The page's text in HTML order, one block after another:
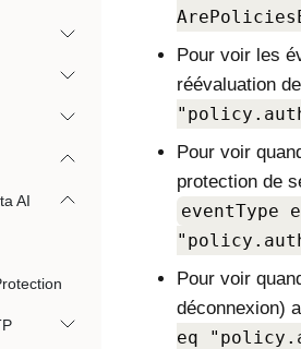
AI
Pour voir les
réévaluation
Pour voir
protection de
eventType
Pour voir
déconnexion)
eq